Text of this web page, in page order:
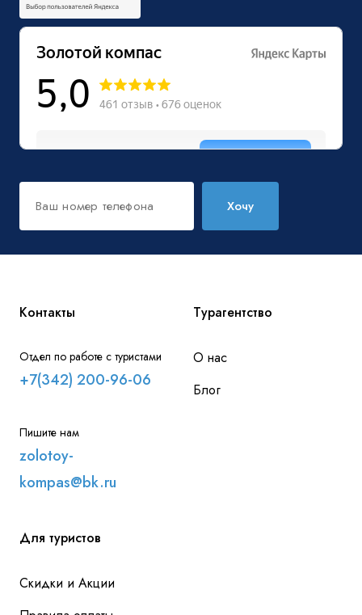
Хочу
Контакты
Отдел по работе с туристами
+7(342) 200-96-06
Пишите нам
zolotoy-
kompas@bk.ru
Турагентство
О нас
Блог
Для туристов
Скидки и Акции